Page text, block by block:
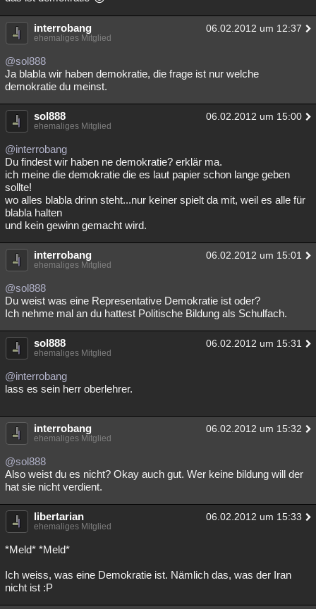
interrobang 06.02.2012 um 12:37
ehemaliges Mitglied
@sol888
Ja blabla wir haben demokratie, die frage ist nur welche
demokratie du meinst.
sol888 06.02.2012 um 15:00
ehemaliges Mitglied
@interrobang
Du findest wir haben ne demokratie? erklär ma.
ich meine die demokratie die es laut papier schon lange geben
sollte!
wo alles blabla drinn steht...nur keiner spielt da mit, weil es alle für
blabla halten
und kein gewinn gemacht wird.
interrobang 06.02.2012 um 15:01
ehemaliges Mitglied
@sol888
Du weist was eine Representative Demokratie ist oder?
Ich nehme mal an du hattest Politische Bildung als Schulfach.
sol888 06.02.2012 um 15:31
ehemaliges Mitglied
@interrobang
lass es sein herr oberlehrer.
interrobang 06.02.2012 um 15:32
ehemaliges Mitglied
@sol888
Also weist du es nicht? Okay auch gut. Wer keine bildung will der
hat sie nicht verdient.
libertarian 06.02.2012 um 15:33
ehemaliges Mitglied
*Meld* *Meld*
Ich weiss, was eine Demokratie ist. Nämlich das, was der Iran
nicht ist :P